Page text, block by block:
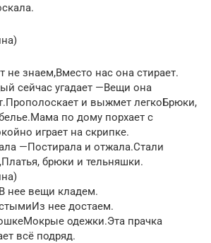
знаем,Вместо нас она стирает.
сейчас угадает —Вещи она
и выжмет легкоБрюки,
по дому порхает с
играет на скрипке.
—Постирала и отжала.Стали
брюки и тельняшки.
нее вещи кладем.
нее достаем.
одежки.Эта прачка
всё подряд.